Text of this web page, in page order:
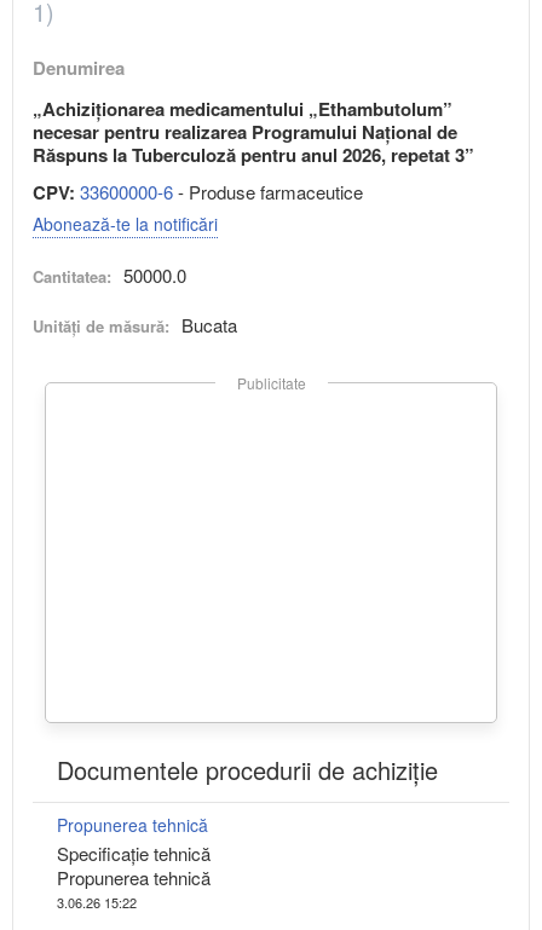
1)
Denumirea
„Achiziționarea medicamentului „Ethambutolum”
necesar pentru realizarea Programului Național de
Răspuns la Tuberculoză pentru anul 2026, repetat 3”
CPV: 33600000-6- Produse farmaceutice
Abonează-te la notificări
Cantitatea: 50000.0
Unități de măsură: Bucata
Publicitate
Documentele procedurii de achiziție
Propunerea tehnică
Specificaţie tehnică
Propunerea tehnică
3.06.26 15:22